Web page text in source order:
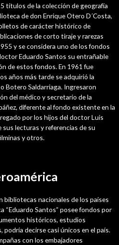
títulos de la colección de geografía
de don Enrique Otero D´Costa,
de carácter histórico de
de corto tiraje y rarezas
y se considera uno de los fondos
Eduardo Santos su entrañable
de estos fondos. En 1961 fue
años más tarde se adquirió la
Botero Saldarriaga. Ingresaron
del médico y secretario de la
diferente al fondo existente en la
por los hijos del doctor Luis
lecturas y referencias de su
y otros.
bibliotecas nacionales de los países
“Eduardo Santos” posee fondos por
históricos, estudios
podría decirse casi únicos en el país.
con los embajadores